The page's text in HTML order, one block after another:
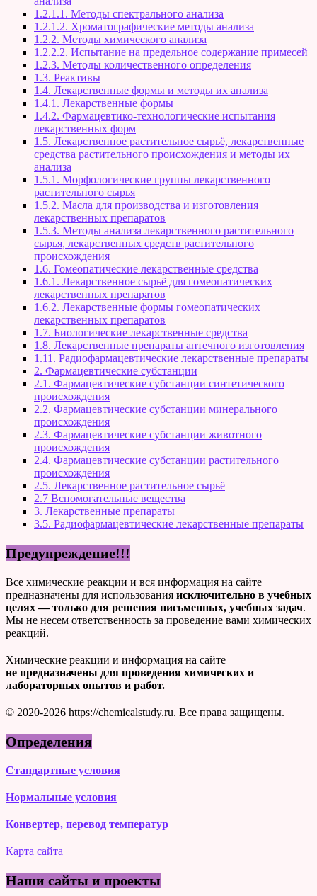
1.2.1.1. Методы спектрального анализа
1.2.1.2. Хроматографические методы анализа
1.2.2. Методы химического анализа
1.2.2.2. Испытание на предельное содержание примесей
1.2.3. Методы количественного определения
1.3. Реактивы
1.4. Лекарственные формы и методы их анализа
1.4.1. Лекарственные формы
1.4.2. Фармацевтико-технологические испытания
лекарственных форм
1.5. Лекарственное растительное сырьё, лекарственные
средства растительного происхождения и методы их
анализа
1.5.1. Морфологические группы лекарственного
растительного сырья
1.5.2. Масла для производства и изготовления
лекарственных препаратов
1.5.3. Методы анализа лекарственного растительного
сырья, лекарственных средств растительного
происхождения
1.6. Гомеопатические лекарственные средства
1.6.1. Лекарственное сырьё для гомеопатических
лекарственных препаратов
1.6.2. Лекарственные формы гомеопатических
лекарственных препаратов
1.7. Биологические лекарственные средства
1.8. Лекарственные препараты аптечного изготовления
1.11. Радиофармацевтические лекарственные препараты
2. Фармацевтические субстанции
2.1. Фармацевтические субстанции синтетического
происхождения
2.2. Фармацевтические субстанции минерального
происхождения
2.3. Фармацевтические субстанции животного
происхождения
2.4. Фармацевтические субстанции растительного
происхождения
2.5. Лекарственное растительное сырьё
2.7 Вспомогательные вещества
3. Лекарственные препараты
3.5. Радиофармацевтические лекарственные препараты
Предупреждение!!!
Все химические реакции и вся информация на сайте
предназначены для использования исключительно в учебных
целях — только для решения письменных, учебных задач.
Мы не несем ответственность за проведение вами химических
реакций.
Химические реакции и информация на сайте
не предназначены для проведения химических и
лабораторных опытов и работ.
© 2020-2026 https://chemicalstudy.ru. Все права защищены.
Определения
Стандартные условия
Нормальные условия
Конвертер, перевод температур
Карта сайта
Наши сайты и проекты